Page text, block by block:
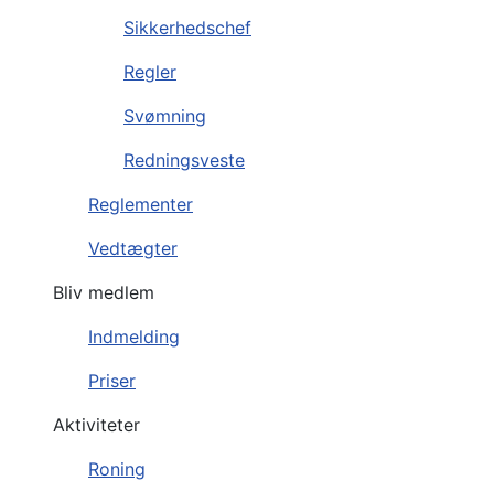
Sikkerhedschef
Regler
Svømning
Redningsveste
Reglementer
Vedtægter
Bliv medlem
Indmelding
Priser
Aktiviteter
Roning